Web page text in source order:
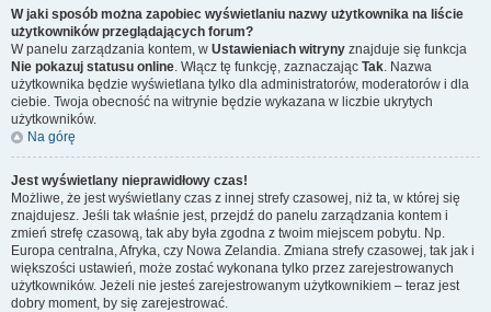
W jaki sposób można zapobiec wyświetlaniu nazwy użytkownika na liście
użytkowników przeglądających forum?
W panelu zarządzania kontem, w Ustawieniach witryny znajduje się funkcja
Nie pokazuj statusu online. Włącz tę funkcję, zaznaczając Tak. Nazwa
użytkownika będzie wyświetlana tylko dla administratorów, moderatorów i dla
ciebie. Twoja obecność na witrynie będzie wykazana w liczbie ukrytych
użytkowników.
Na górę
Jest wyświetlany nieprawidłowy czas!
Możliwe, że jest wyświetlany czas z innej strefy czasowej, niż ta, w której się
znajdujesz. Jeśli tak właśnie jest, przejdź do panelu zarządzania kontem i
zmień strefę czasową, tak aby była zgodna z twoim miejscem pobytu. Np.
Europa centralna, Afryka, czy Nowa Zelandia. Zmiana strefy czasowej, tak jak i
większości ustawień, może zostać wykonana tylko przez zarejestrowanych
użytkowników. Jeżeli nie jesteś zarejestrowanym użytkownikiem – teraz jest
dobry moment, by się zarejestrować.